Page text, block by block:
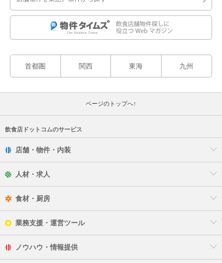
首都圏 関西 東海 九州
ページのトップへ↑
飲食店ドットコムのサービス
店舗・物件・内装
人材・求人
食材・厨房
業務支援・運営ツール
ノウハウ・情報提供